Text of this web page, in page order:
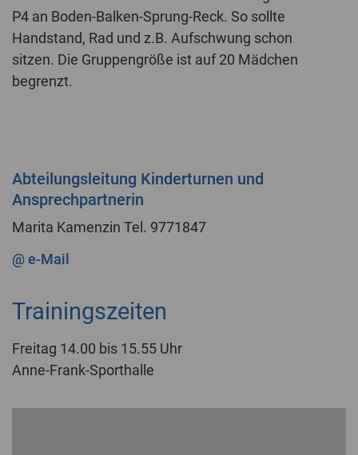
P4 an Boden-Balken-Sprung-Reck. So sollte
Handstand, Rad und z.B. Aufschwung schon
sitzen. Die Gruppengröße ist auf 20 Mädchen
begrenzt.
Abteilungsleitung Kinderturnen und
Ansprechpartnerin
Marita Kamenzin Tel. 9771847
@ e-Mail
Trainingszeiten
Freitag 14.00 bis 15.55 Uhr
Anne-Frank-Sporthalle